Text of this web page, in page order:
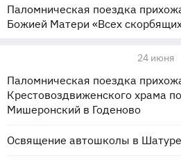
Паломническая поездка
Божией Матери «Всех
24 июня
Паломническая поездка
Крестовоздвиженского храма
Мишеронский в Годеново
Освящение автошколы в Шатуре